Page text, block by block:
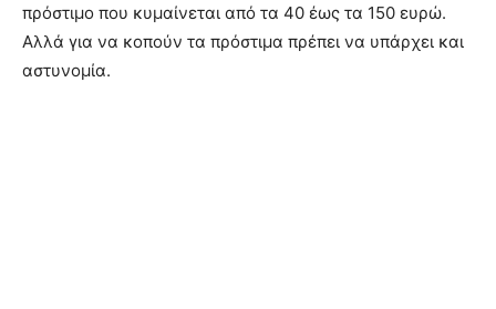
πρόστιμο που κυμαίνεται από τα 40 έως τα 150 ευρώ.
Αλλά για να κοπούν τα πρόστιμα πρέπει να υπάρχει και
αστυνομία.